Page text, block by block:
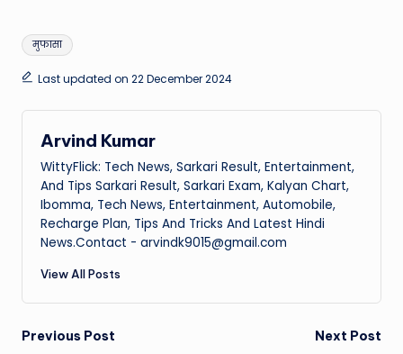
Tags:
मुफासा
Last updated on 22 December 2024
Arvind Kumar
WittyFlick: Tech News, Sarkari Result, Entertainment,
And Tips Sarkari Result, Sarkari Exam, Kalyan Chart,
Ibomma, Tech News, Entertainment, Automobile,
Recharge Plan, Tips And Tricks And Latest Hindi
News.Contact - arvindk9015@gmail.com
View All Posts
Post
Previous Post Next Post